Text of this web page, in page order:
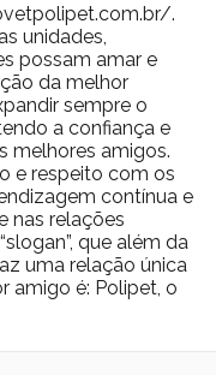
.
unidades,
possam amar e
da melhor
sempre o
a confiança e
melhores amigos.
e respeito com os
contínua e
nas relações
que além da
uma relação única
amigo é: Polipet, o